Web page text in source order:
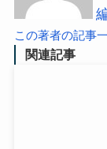
この著者の記事
関連記事